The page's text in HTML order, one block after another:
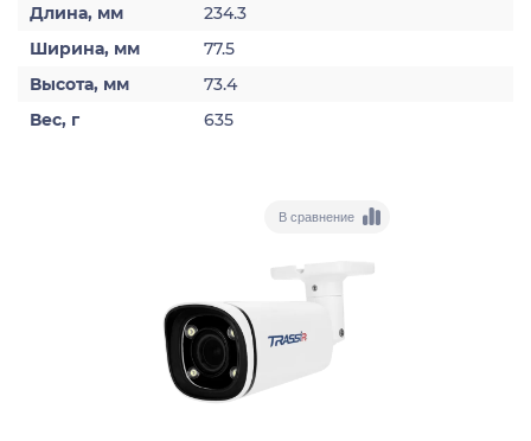
Длина, мм
234.3
Ширина, мм
77.5
Высота, мм
73.4
Вес, г
635
В сравнение